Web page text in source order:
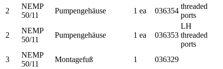
2
NEMP
50/11
Pumpengehäuse 1 ea 036354
threaded
ports
2
NEMP
50/11
Pumpengehäuse 1 ea 036353
LH
threaded
ports
3
NEMP
50/11
Montagefuß 1 036329